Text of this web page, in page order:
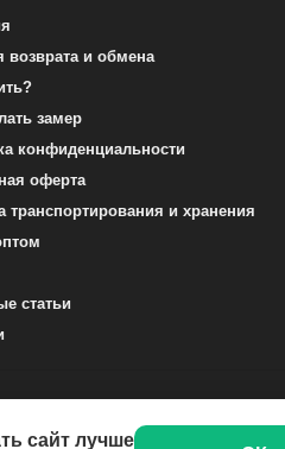
возврата и обмена
замер
конфиденциальности
оферта
транспортирования и хранения
статьи
сайт лучше